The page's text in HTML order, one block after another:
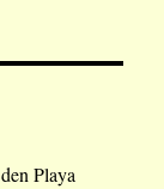
Playa